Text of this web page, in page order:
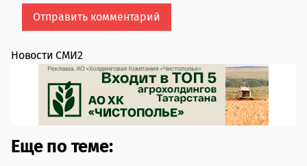
Новости СМИ2
Еще по теме: